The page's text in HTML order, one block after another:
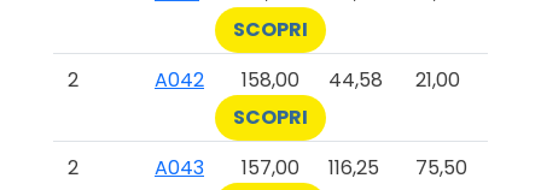
SCOPRI
2
A042 158,00 44,58
21,00
SCOPRI
2
A043 157,00 116,25
75,50